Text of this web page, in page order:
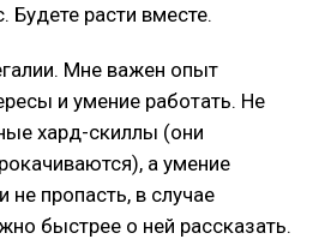
Будете расти вместе.
Мне важен опыт
и умение работать. Не
хард-скиллы (они
а умение
не пропасть, в случае
быстрее о ней рассказать.